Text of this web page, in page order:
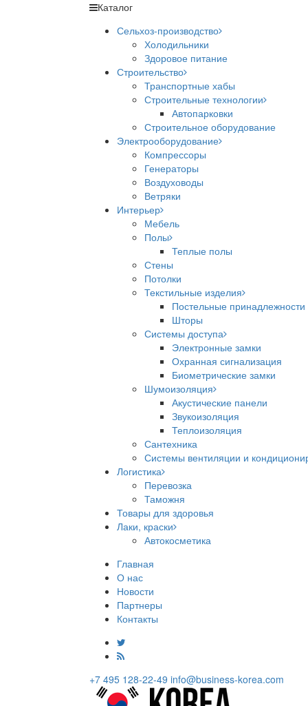
Каталог
Сельхоз-производство
Холодильники
Здоровое питание
Строительство
Транспортные хабы
Строительные технологии
Автопарковки
Строительное оборудование
Электрооборудование
Компрессоры
Генераторы
Воздуховоды
Ветряки
Интерьер
Мебель
Полы
Теплые полы
Стены
Потолки
Текстильные изделия
Постельные принадлежности
Шторы
Системы доступа
Электронные замки
Охранная сигнализация
Биометрические замки
Шумоизоляция
Акустические панели
Звукоизоляция
Теплоизоляция
Сантехника
Системы вентиляции и
Логистика
Перевозка
Таможня
Товары для здоровья
Лаки, краски
Автокосметика
Главная
О нас
Новости
Партнеры
Контакты
+7 495 128-22-49 info@business-korea.com